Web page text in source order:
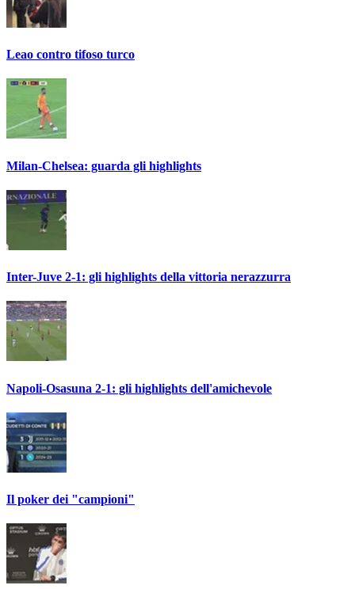
Leao contro tifoso turco
Milan-Chelsea: guarda gli highlights
Inter-Juve 2-1: gli highlights della vittoria nerazzurra
Napoli-Osasuna 2-1: gli highlights dell'amichevole
Il poker dei "campioni"